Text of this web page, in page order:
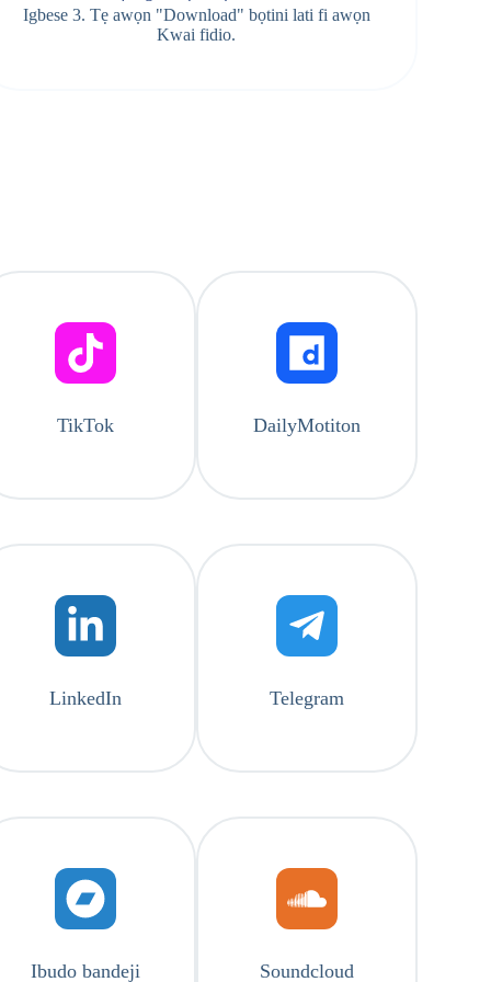
Igbese 3. Tẹ awọn "Download" bọtini lati fi awọn
Kwai fidio.
TikTok DailyMotiton
LinkedIn Telegram
Ibudo bandeji Soundcloud